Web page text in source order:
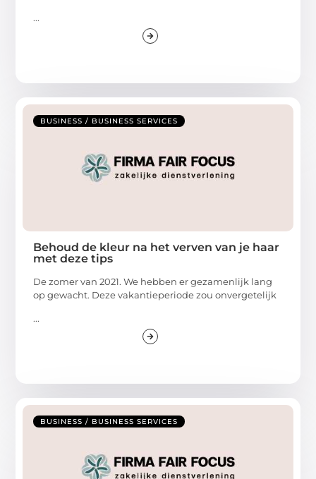
...
BUSINESS / BUSINESS SERVICES
Behoud de kleur na het verven van je haar
met deze tips
De zomer van 2021. We hebben er gezamenlijk lang
op gewacht. Deze vakantieperiode zou onvergetelijk
...
BUSINESS / BUSINESS SERVICES